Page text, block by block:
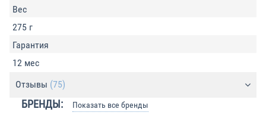
Вес
275 г
Гарантия
12 мес
Отзывы (75)
БРЕНДЫ: Показать все бренды